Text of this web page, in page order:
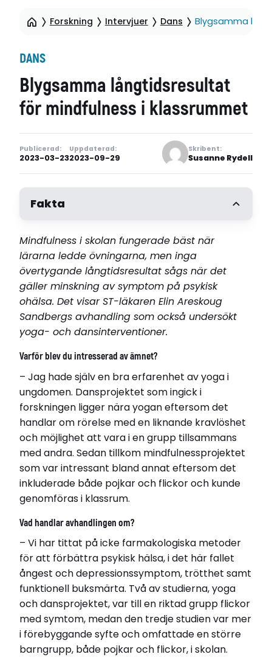
Forskning Intervjuer Dans Blygsamma
DANS
Blygsamma långtidsresultat
för mindfulness i klassrummet
Publicerad:
2023-03-23
Uppdaterad:
2023-09-29
Skribent:
Susanne Rydell
Fakta
Elin Areskoug Sandberg.
Elin Areskoug Sandberg
Född år 1989
Bor i Malmö
Disputerade 2022-12-07
vid Lunds universitet
Avhandling
Interventioner med dans, yoga och mindfulness
för att förbättra psykisk hälsa hos barn och
Relaterade länkar
Läs avhandling
Mindfulness i skolan fungerade bäst när
lärarna ledde övningarna, men inga
övertygande långtidsresultat sågs när det
gäller minskning av symptom på psykisk
ohälsa. Det visar ST-läkaren Elin Areskoug
Sandbergs avhandling som också undersökt
yoga- och dansinterventioner.
Varför blev du intresserad av ämnet?
– Jag hade själv en bra erfarenhet av yoga i
ungdomen. Dansprojektet som ingick i
forskningen ligger nära yogan eftersom det
handlar om rörelse med en liknande kravlöshet
och möjlighet att vara i en grupp tillsammans
med andra. Sedan tillkom mindfulnessprojektet
som var intressant bland annat eftersom det
inkluderade både pojkar och flickor och kunde
genomföras i klassrum.
Vad handlar avhandlingen om?
– Vi har tittat på icke farmakologiska metoder
för att förbättra psykisk hälsa, i det här fallet
ångest och depressionssymptom, trötthet samt
funktionell buksmärta. Två av studierna, yoga
och dansprojektet, var till en riktad grupp flickor
med symtom, medan den tredje studien var mer
i förebyggande syfte och omfattade en större
barngrupp, både pojkar och flickor, i skolan.